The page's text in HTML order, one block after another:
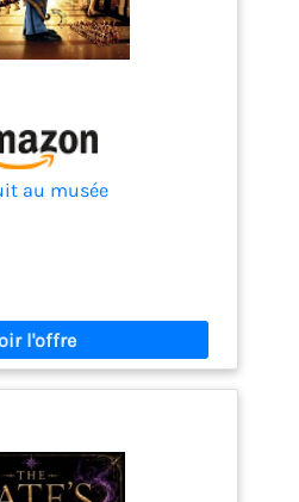
les gouttelettes d'eau de
Excellent tissu qui sèche
au musée